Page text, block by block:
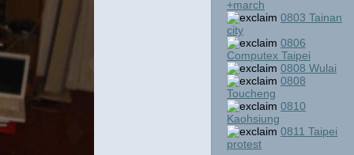
+march
0803 Tainan
city
0806
Computex Taipei
0808 Wulai
0808
Toucheng
0810
Kaohsiung
0811 Taipei
protest